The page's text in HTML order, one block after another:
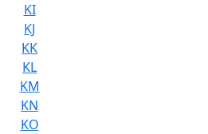
KI
KJ
KK
KL
KM
KN
KO